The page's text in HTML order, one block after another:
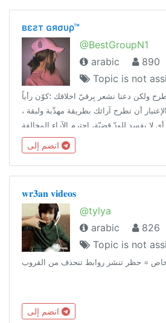
вεƨт ɢяσυρ™
@BestGroupN1
arabic
890
Topic is not
ولكن دعنا نشعر بِرقيّ اخلاقك ؛كوّن رأياً
أن تطرح آرائك بطريقة مهذّبة ولبقة ،
لا يفسد للودّ قضيّة، احترم الآراء المخالفة
𝐰𝐫𝟑𝐚𝐧 𝐯𝐢𝐝𝐞𝐨𝐬
@tylya
arabic
826
Topic is not
خاص = حظر تنشر روابط تنحذف من القروب